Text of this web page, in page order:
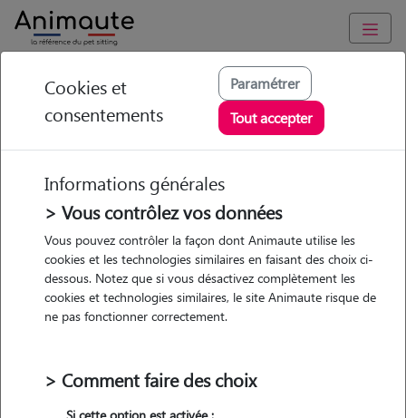
Animaute Hauts-de-France / Bergues
Thibaut - Petsitter à
WARHEM
• 27 ans
Cookies et
consentements
Paramétrer
Tout accepter
Informations générales
> Vous contrôlez vos données
Vous pouvez contrôler la façon dont Animaute utilise les
cookies et les technologies similaires en faisant des choix ci-
dessous. Notez que si vous désactivez complètement les
cookies et technologies similaires, le site Animaute risque de
ne pas fonctionner correctement.
> Comment faire des choix